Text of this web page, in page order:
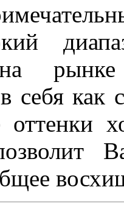
рынке
как
оттенки